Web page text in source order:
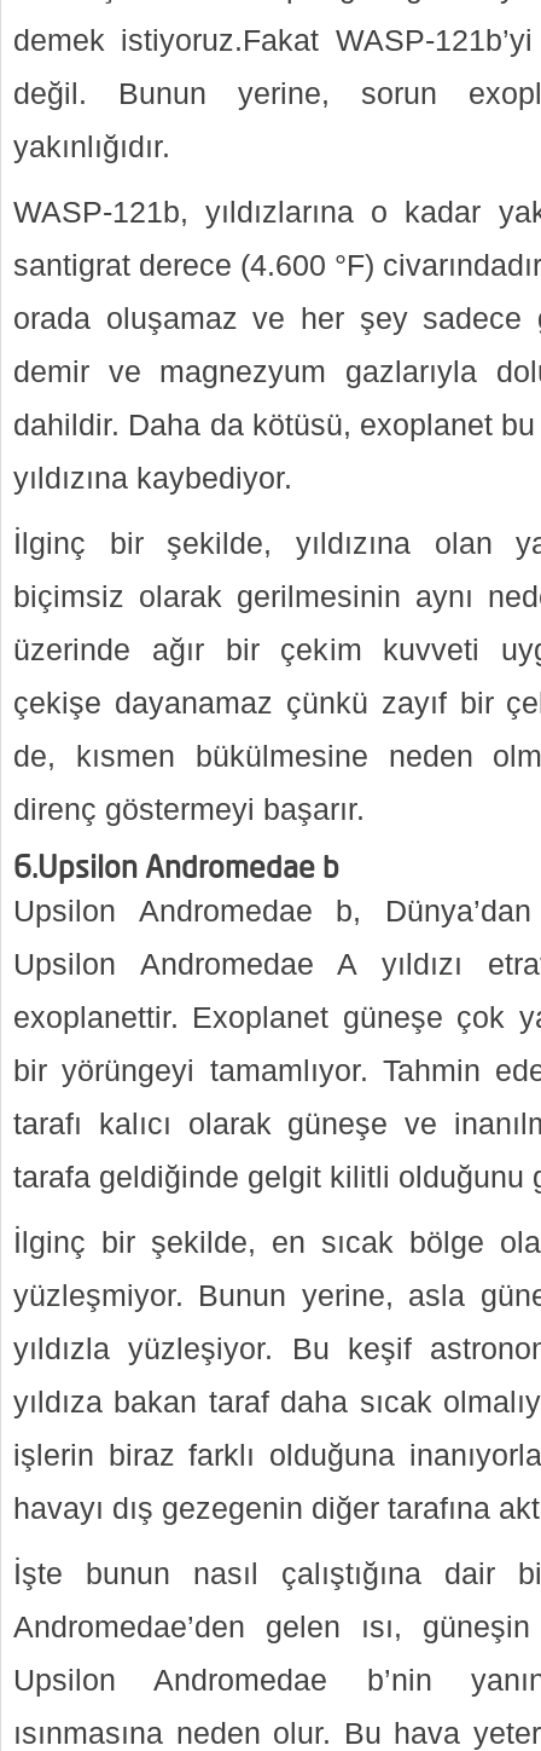
demek istiyoruz.Fakat WASP-
değil. Bunun yerine, sorun
yakınlığıdır.
WASP-121b, yıldızlarına o kadar
santigrat derece (4.600 °F)
orada oluşamaz ve her şey sadece
demir ve magnezyum gazlarıyla
dahildir. Daha da kötüsü, exoplanet
yıldızına kaybediyor.
İlginç bir şekilde, yıldızına olan
biçimsiz olarak gerilmesinin aynı
üzerinde ağır bir çekim kuvveti
çekişe dayanamaz çünkü zayıf bir
de, kısmen bükülmesine neden
direnç göstermeyi başarır.
6.Upsilon Andromedae b
Upsilon Andromedae b, Dünya’dan
Upsilon Andromedae A yıldızı
exoplanettir. Exoplanet güneşe çok
bir yörüngeyi tamamlıyor. Tahmin
tarafı kalıcı olarak güneşe ve
tarafa geldiğinde gelgit kilitli olduğunu
İlginç bir şekilde, en sıcak bölge
yüzleşmiyor. Bunun yerine, asla
yıldızla yüzleşiyor. Bu keşif
yıldıza bakan taraf daha sıcak
işlerin biraz farklı olduğuna
havayı dış gezegenin diğer tarafına
İşte bunun nasıl çalıştığına dair
Andromedae’den gelen ısı,
Upsilon Andromedae b’nin
ısınmasına neden olur. Bu hava